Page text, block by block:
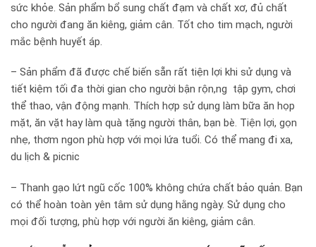
sức khỏe. Sản phẩm bổ sung chất đạm và chất xơ, đủ chất
cho người đang ăn kiêng, giảm cân. Tốt cho tim mạch, người
mắc bệnh huyết áp.
– Sản phẩm đã được chế biến sẵn rất tiện lợi khi sử dụng và
tiết kiệm tối đa thời gian cho người bận rộn,ng tập gym, chơi
thể thao, vận động mạnh. Thích hợp sử dụng làm bữa ăn họp
mặt, ăn vặt hay làm quà tặng người thân, bạn bè. Tiện lợi, gọn
nhẹ, thơm ngon phù hợp với mọi lứa tuổi. Có thể mang đi xa,
du lịch & picnic
– Thanh gạo lứt ngũ cốc 100% không chứa chất bảo quản. Bạn
có thể hoàn toàn yên tâm sử dụng hằng ngày. Sử dụng cho
mọi đối tượng, phù hợp với người ăn kiêng, giảm cân.